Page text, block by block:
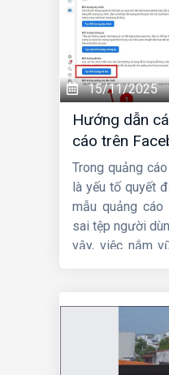
15/11/2025
Hướng dẫn
cáo trên
Trong quảng
là yếu tố quyết
mẫu quảng cáo
sai tệp người
vậy, việc nắm
đã chạy Ads lâu